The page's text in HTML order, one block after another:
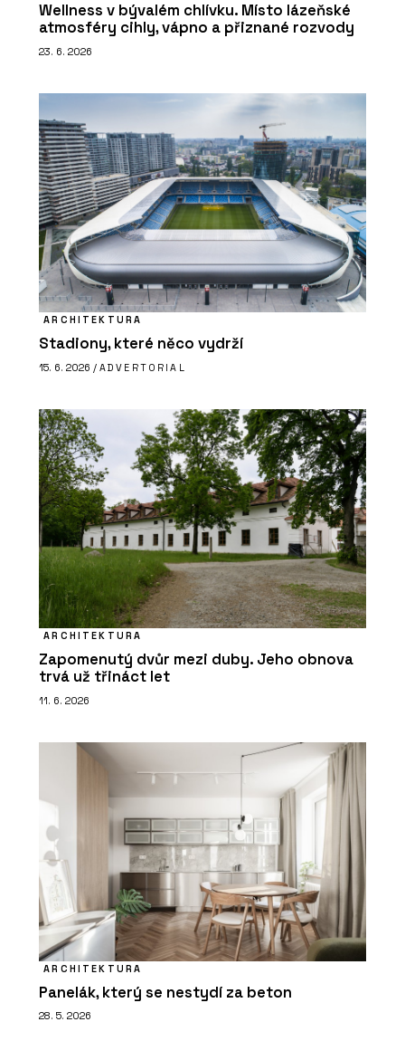
Wellness v bývalém chlívku. Místo lázeňské
atmosféry cihly, vápno a přiznané rozvody
23. 6. 2026
ARCHITEKTURA
Stadiony, které něco vydrží
15. 6. 2026 / ADVERTORIAL
ARCHITEKTURA
Zapomenutý dvůr mezi duby. Jeho obnova
trvá už třináct let
11. 6. 2026
ARCHITEKTURA
Panelák, který se nestydí za beton
28. 5. 2026